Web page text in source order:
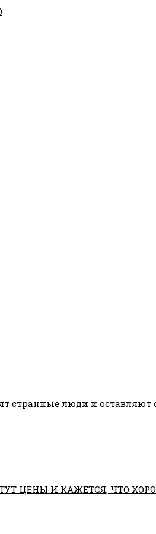
странные люди и
ЦЕНЫ И КАЖЕТСЯ, ЧТО